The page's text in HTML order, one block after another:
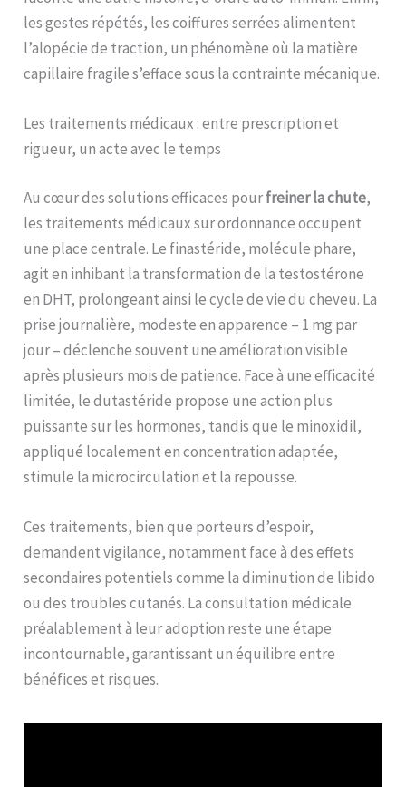
les gestes répétés, les coiffures serrées alimentent
l’alopécie de traction, un phénomène où la matière
capillaire fragile s’efface sous la contrainte mécanique.
Les traitements médicaux : entre prescription et
rigueur, un acte avec le temps
Au cœur des solutions efficaces pourfreiner la chute,
les traitements médicaux sur ordonnance occupent
une place centrale. Le finastéride, molécule phare,
agit en inhibant la transformation de la testostérone
en DHT, prolongeant ainsi le cycle de vie du cheveu. La
prise journalière, modeste en apparence – 1 mg par
jour – déclenche souvent une amélioration visible
après plusieurs mois de patience. Face à une efficacité
limitée, le dutastéride propose une action plus
puissante sur les hormones, tandis que le minoxidil,
appliqué localement en concentration adaptée,
stimule la microcirculation et la repousse.
Ces traitements, bien que porteurs d’espoir,
demandent vigilance, notamment face à des effets
secondaires potentiels comme la diminution de libido
ou des troubles cutanés. La consultation médicale
préalablement à leur adoption reste une étape
incontournable, garantissant un équilibre entre
bénéfices et risques.